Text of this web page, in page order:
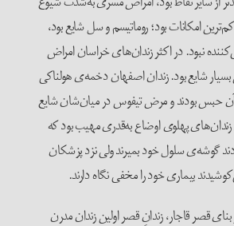
امکانات بود؛ روماتیسم و سل شایع بود،
نبود. در اکثر زندان‌های خراسان امراض
شایع بود. زندان اصفهان دخمه‌ی هولناکی
آن حبس‌ بودند و مرض تیفوس در میان‌شان شایع
پهلوی اوضاع به‌قدری مهیب بود که
گوشه‌ی سلول خود بمیرند ولی نزد پزشکان
بیماری خود را مخفی نگاه دارند.
قصر قاجار، زندانِ قصر اولین زندان مدرن